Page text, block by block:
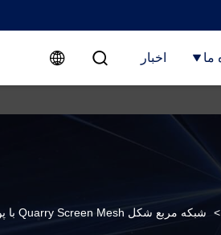
ما اخبار
> شبکه مربع شکل Quarry Screen Mesh با پوشش های قلاب ورق آهن گالوانیزه 1.2mm